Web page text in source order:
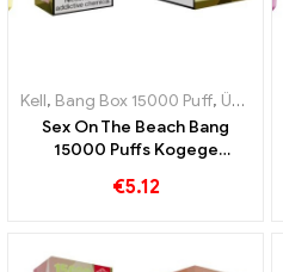
Kell, Bang Box 15000 Puff, Ühekordsed e-sigaretid Rootsi
Sex On The Beach Bang
15000 Puffs Kogege
täiuslikku kombinatsiooni
€5.12